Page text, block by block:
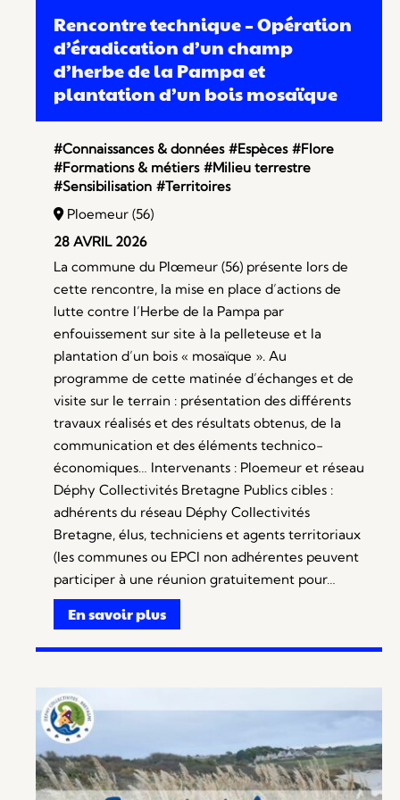
Rencontre technique – Opération
d’éradication d’un champ
d’herbe de la Pampa et
plantation d’un bois mosaïque
#Connaissances & données #Espèces #Flore
#Formations & métiers #Milieu terrestre
#Sensibilisation #Territoires
Ploemeur (56)
28 AVRIL 2026
La commune du Plœmeur (56) présente lors de
cette rencontre, la mise en place d’actions de
lutte contre l’Herbe de la Pampa par
enfouissement sur site à la pelleteuse et la
plantation d’un bois « mosaïque ». Au
programme de cette matinée d’échanges et de
visite sur le terrain : présentation des différents
travaux réalisés et des résultats obtenus, de la
communication et des éléments technico-
économiques… Intervenants : Ploemeur et réseau
Déphy Collectivités Bretagne Publics cibles :
adhérents du réseau Déphy Collectivités
Bretagne, élus, techniciens et agents territoriaux
(les communes ou EPCI non adhérentes peuvent
participer à une réunion gratuitement pour…
En savoir plus